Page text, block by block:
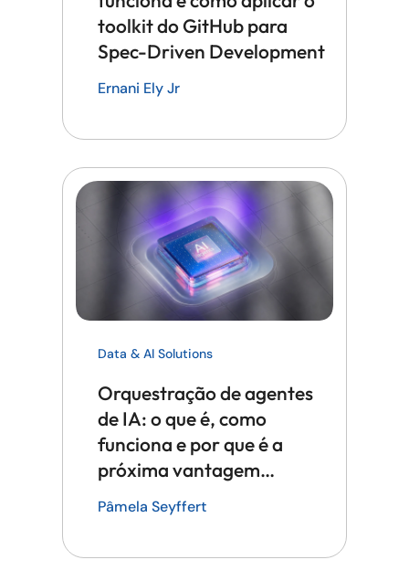
toolkit do GitHub para
Spec-Driven Development
Ernani Ely Jr
Data & AI Solutions
Orquestração de agentes
de IA: o que é, como
funciona e por que é a
próxima vantagem
competitiva em tecnologia
Pâmela Seyffert